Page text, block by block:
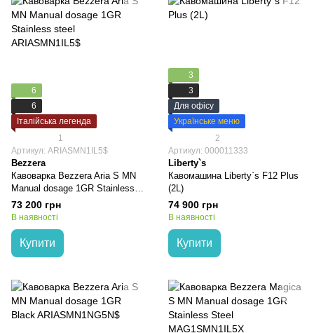
6
6
Італійська легенда
1
Артикул: ARIASMN1IL5$
Bezzera
Кавоварка Bezzera Aria S MN
Manual dosage 1GR Stainless
steel ARIASMN1IL5$
73 200 грн
В наявності
Купити
3
3
Для офісу
Українське меню
2
Артикул: 000011333
Liberty`s
Кавомашина Liberty`s F12 Plus
(2L)
74 900 грн
В наявності
Купити